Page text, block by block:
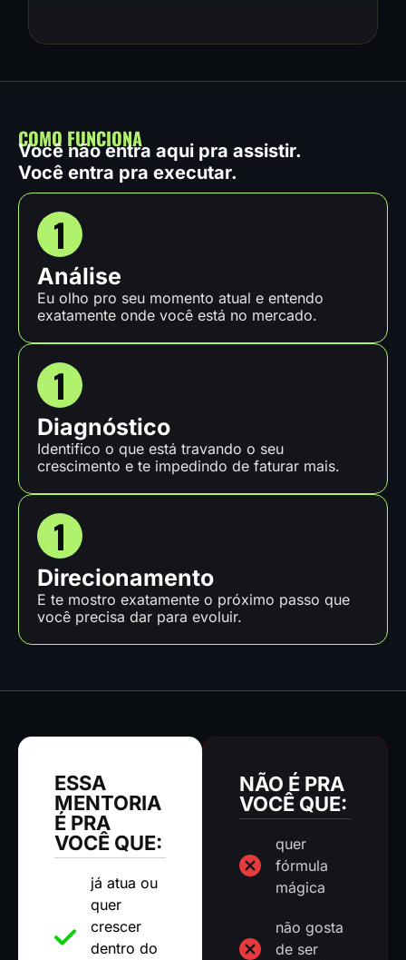
COMO FUNCIONA
Você não entra aqui pra assistir.
Você entra pra executar.
Análise
Eu olho pro seu momento atual e entendo
exatamente onde você está no mercado.
Diagnóstico
Identifico o que está travando o seu
crescimento e te impedindo de faturar mais.
Direcionamento
E te mostro exatamente o próximo passo que
você precisa dar para evoluir.
ESSA
MENTORIA
É PRA
VOCÊ QUE:
já atua ou
quer
crescer
dentro do
NÃO É PRA
VOCÊ QUE:
quer
fórmula
mágica
não gosta
de ser